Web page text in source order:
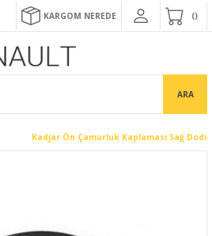
KARGOM NEREDE
ARA
Kadjar Ön Çamurluk Kaplaması Sağ